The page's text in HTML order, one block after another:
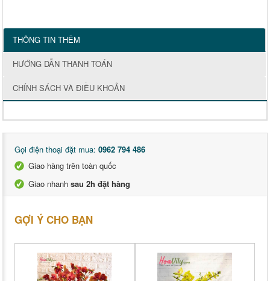
THÔNG TIN THÊM
HƯỚNG DẪN THANH TOÁN
CHÍNH SÁCH VÀ ĐIỀU KHOẢN
Gọi điện thoại đặt mua: 0962 794 486
Giao hàng trên toàn quốc
Giao nhanh sau 2h đặt hàng
GỢI Ý CHO BẠN